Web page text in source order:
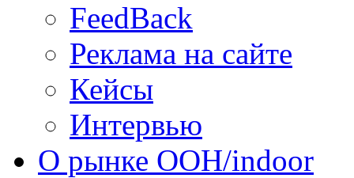
FeedBack
Реклама на сайте
Кейсы
Интервью
О рынке OOH/indoor